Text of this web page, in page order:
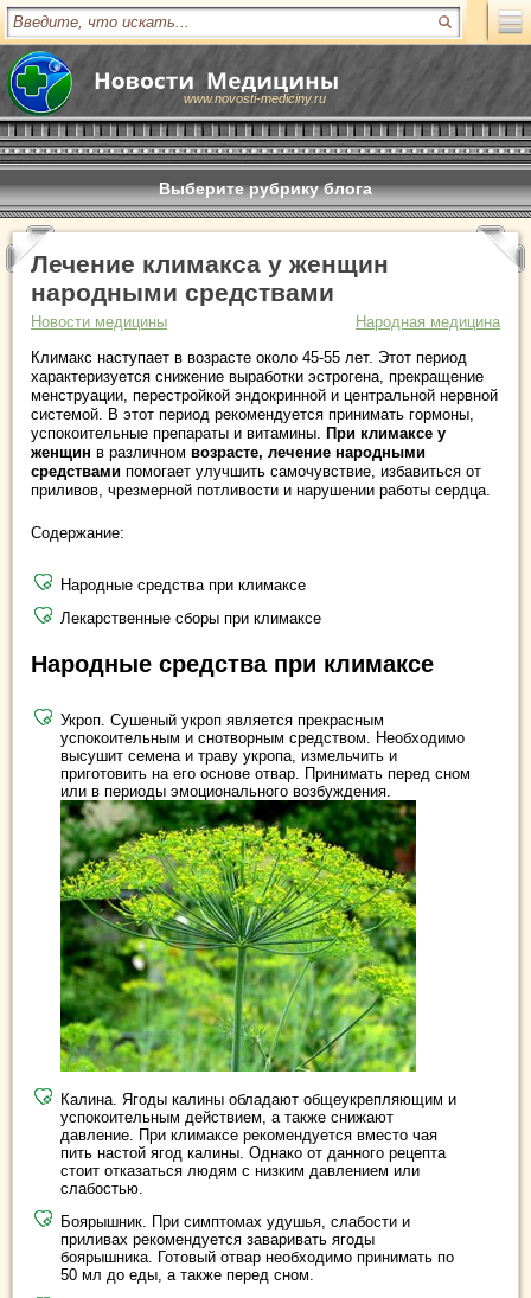
www.novosti-mediciny.ru
Выберите рубрику блога
Лечение климакса у женщин
народными средствами
Новости медицины
Народная медицина
Климакс наступает в возрасте около 45-55 лет. Этот период
характеризуется снижение выработки эстрогена, прекращение
менструации, перестройкой эндокринной и центральной нервной
системой. В этот период рекомендуется принимать гормоны,
успокоительные препараты и витамины. При климаксе у
женщин в различном возрасте, лечение народными
средствами помогает улучшить самочувствие, избавиться от
приливов, чрезмерной потливости и нарушении работы сердца.
Содержание:
Народные средства при климаксе
Лекарственные сборы при климаксе
Народные средства при климаксе
Укроп. Сушеный укроп является прекрасным
успокоительным и снотворным средством. Необходимо
высушит семена и траву укропа, измельчить и
приготовить на его основе отвар. Принимать перед сном
или в периоды эмоционального возбуждения.
Калина. Ягоды калины обладают общеукрепляющим и
успокоительным действием, а также снижают
давление. При климаксе рекомендуется вместо чая
пить настой ягод калины. Однако от данного рецепта
стоит отказаться людям с низким давлением или
слабостью.
Боярышник. При симптомах удушья, слабости и
приливах рекомендуется заваривать ягоды
боярышника. Готовый отвар необходимо принимать по
50 мл до еды, а также перед сном.